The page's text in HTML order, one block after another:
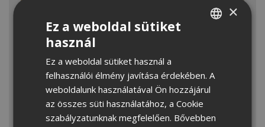
Látszó gerendák varázsa
A látszó gerendák a belsőépítészet egyik
legkedveltebb elemei közé tartoznak. Nem
véletlenül, hiszen önmagukban képesek
SERBIAN
×
Ez a weboldal sütiket
használ
Ez a weboldal sütiket használ a
felhasználói élmény javítása érdekében. A
weboldalunk használatával Ön hozzájárul
az összes süti használatához, a Cookie
szabályzatunknak megfelelően. Bővebben